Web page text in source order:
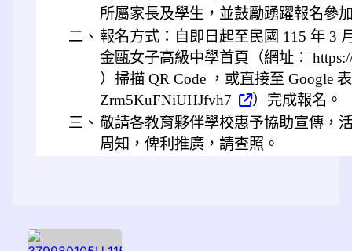
所屬家長及學生，並鼓勵踴躍報名參
二、 報名方式：自即日起至民國 115 年 3
金甌女子高級中學首頁（網址：
）掃描 QR Code ，或直接至 Google
Zrm5KuFNiUHJfvh7
）完成報名。
三、 敬請各教育夥伴學校惠予協助宣傳，
周知，俾利推廣，請查照。